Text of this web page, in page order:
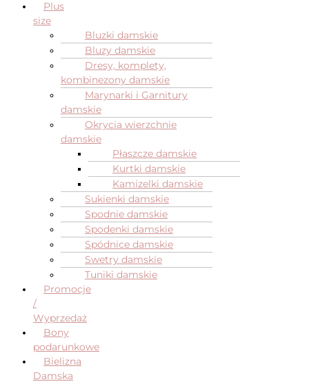
Plus
size
Bluzki damskie
Bluzy damskie
Dresy, komplety,
kombinezony damskie
Marynarki i Garnitury
damskie
Okrycia wierzchnie
damskie
Płaszcze damskie
Kurtki damskie
Kamizelki damskie
Sukienki damskie
Spodnie damskie
Spodenki damskie
Spódnice damskie
Swetry damskie
Tuniki damskie
Promocje
/
Wyprzedaż
Bony
podarunkowe
Bielizna
Damska